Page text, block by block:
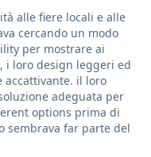
alle fiere locali e alle
cercando un modo
per mostrare ai
i loro design leggeri ed
accattivante. il loro
adeguata per
options prima di
sembrava far parte del